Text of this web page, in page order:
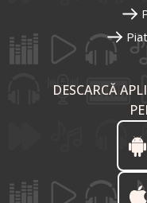
DESCARCĂ